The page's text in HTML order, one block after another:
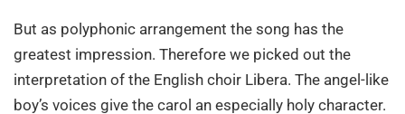
But as polyphonic arrangement the song has the
greatest impression. Therefore we picked out the
interpretation of the English choir Libera. The angel-like
boy’s voices give the carol an especially holy character.